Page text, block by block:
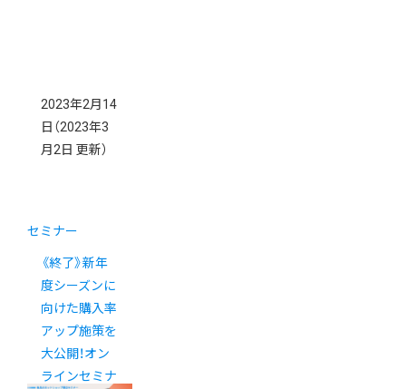
2023年2月14
日 （2023年3
月2日 更新）
セミナー
《終了》新年
度シーズンに
向けた購入率
アップ施策を
大公開！オン
ラインセミナ